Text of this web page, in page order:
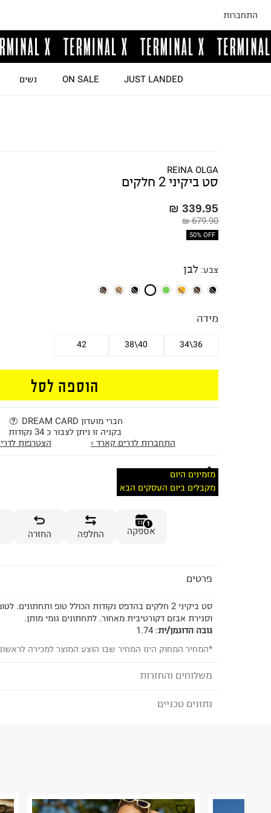
התחברות
JUST LANDED
ON SALE נשים
REINA OLGA
סט ביקיני 2 חלקים
339.95 ₪
679.90 ₪
50% OFF
צבע: לבן
מידה
34\36
38\40
42
הוספה לסל
חברי מועדון DREAM CARD
בקניה זו ניתן לצבור כ 34 נקודות
התחברות לדרים קארד ›
הצטרפות
מזמינים היום
מקבלים ביום העסקים הבא
1
אספקה החלפה החזרה
פרטים
סט ביקיני 2 חלקים בהדפס נקודות הכולל טופ
וסגירת אבזם דקורטיבית מאחור. לתחתונים גומי מותן.
גובה הדוגמן/ית:
1.74
*המחיר המחוק הינו המחיר שבו הוצע המוצר למכירה
משלוחים והחזרות
לבחירת בשיטת המשלוח המתאימה לכם,
נתונים טכניים